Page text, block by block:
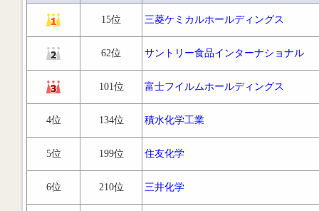
15位 三菱ケミカルホールディングス
62位 サントリー食品インターナショナル
101位 富士フイルムホールディングス
4位 134位 積水化学工業
5位 199位 住友化学
6位 210位 三井化学